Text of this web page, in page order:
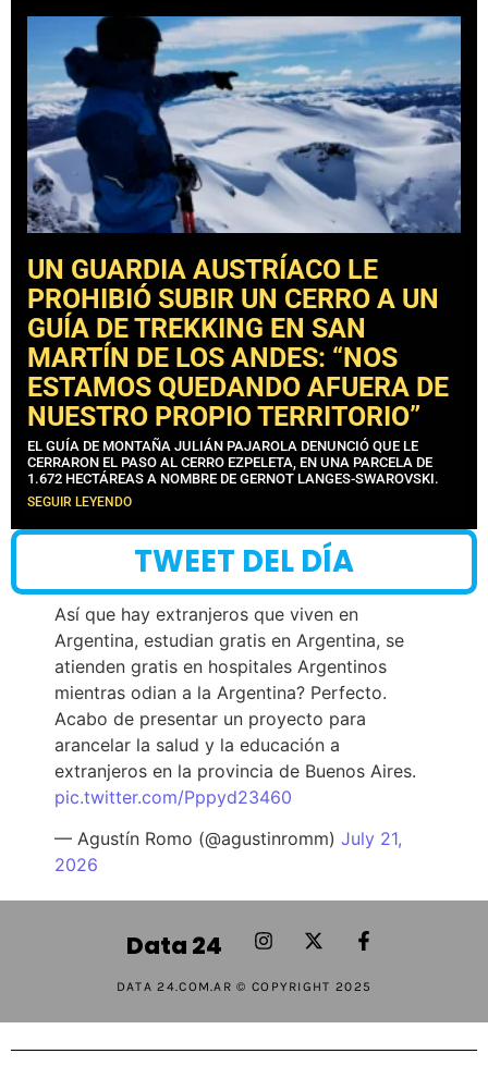
UN GUARDIA AUSTRÍACO LE
PROHIBIÓ SUBIR UN CERRO A UN
GUÍA DE TREKKING EN SAN
MARTÍN DE LOS ANDES: “NOS
ESTAMOS QUEDANDO AFUERA DE
NUESTRO PROPIO TERRITORIO”
EL GUÍA DE MONTAÑA JULIÁN PAJAROLA DENUNCIÓ QUE LE
CERRARON EL PASO AL CERRO EZPELETA, EN UNA PARCELA DE
1.672 HECTÁREAS A NOMBRE DE GERNOT LANGES-SWAROVSKI.
SEGUIR LEYENDO
TWEET DEL DÍA
Así que hay extranjeros que viven en
Argentina, estudian gratis en Argentina, se
atienden gratis en hospitales Argentinos
mientras odian a la Argentina? Perfecto.
Acabo de presentar un proyecto para
arancelar la salud y la educación a
extranjeros en la provincia de Buenos Aires.
pic.twitter.com/Pppyd23460
— Agustín Romo (@agustinromm) July 21,
2026
Data 24
DATA 24.COM.AR © COPYRIGHT 2025